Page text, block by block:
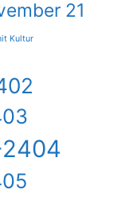
21
Kultur